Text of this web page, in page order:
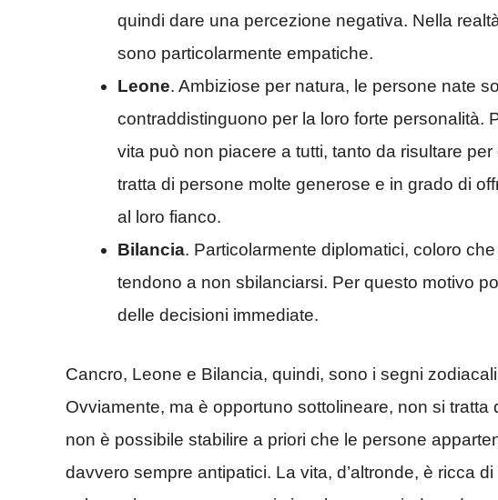
quindi dare una percezione negativa. Nella
sono particolarmente empatiche.
Leone. Ambiziose per natura, le persone nate
contraddistinguono per la loro forte personalità.
vita può non piacere a tutti, tanto da risultare
tratta di persone molte generose e in grado di
al loro fianco.
Bilancia. Particolarmente diplomatici, coloro
tendono a non sbilanciarsi. Per questo motivo
delle decisioni immediate.
Cancro, Leone e Bilancia, quindi, sono i segni
Ovviamente, ma è opportuno sottolineare, non si
non è possibile stabilire a priori che le persone
davvero sempre antipatici. La vita, d’altronde, è ricca